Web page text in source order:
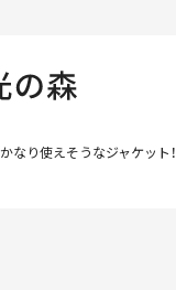
かなり使えそうなジャケット！